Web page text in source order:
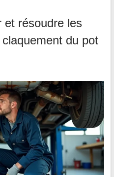
et résoudre les
du pot